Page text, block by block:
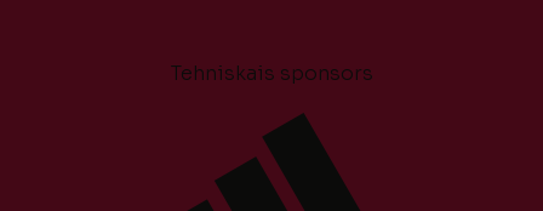
Tehniskais sponsors